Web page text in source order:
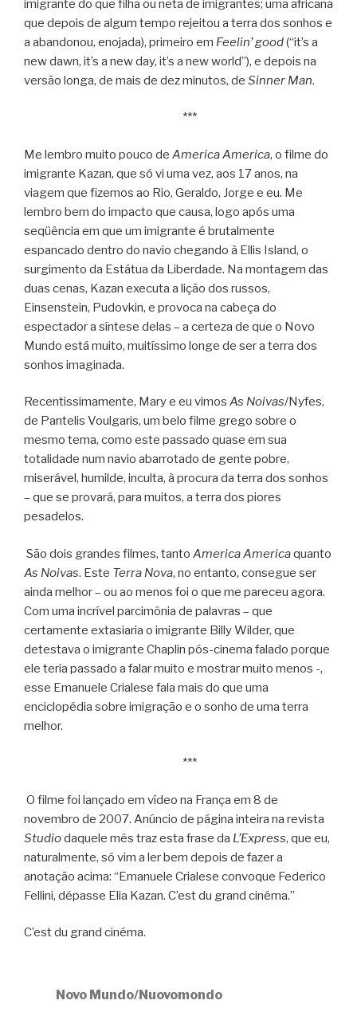
imigrante do que filha ou neta de imigrantes; uma africana
que depois de algum tempo rejeitou a terra dos sonhos e
a abandonou, enojada), primeiro em Feelin’ good(“it’s a
new dawn, it’s a new day, it’s a new world”), e depois na
versão longa, de mais de dez minutos, de Sinner Man.
***
Me lembro muito pouco de America America, o filme do
imigrante Kazan, que só vi uma vez, aos 17 anos, na
viagem que fizemos ao Rio, Geraldo, Jorge e eu. Me
lembro bem do impacto que causa, logo após uma
seqüência em que um imigrante é brutalmente
espancado dentro do navio chegando à Ellis Island, o
surgimento da Estátua da Liberdade. Na montagem das
duas cenas, Kazan executa a lição dos russos,
Einsenstein, Pudovkin, e provoca na cabeça do
espectador a síntese delas – a certeza de que o Novo
Mundo está muito, muitíssimo longe de ser a terra dos
sonhos imaginada.
Recentissimamente, Mary e eu vimos As Noivas/Nyfes,
de Pantelis Voulgaris, um belo filme grego sobre o
mesmo tema, como este passado quase em sua
totalidade num navio abarrotado de gente pobre,
miserável, humilde, inculta, à procura da terra dos sonhos
– que se provará, para muitos, a terra dos piores
pesadelos.
São dois grandes filmes, tanto America Americaquanto
As Noivas. Este Terra Nova, no entanto, consegue ser
ainda melhor – ou ao menos foi o que me pareceu agora.
Com uma incrível parcimônia de palavras – que
certamente extasiaria o imigrante Billy Wilder, que
detestava o imigrante Chaplin pós-cinema falado porque
ele teria passado a falar muito e mostrar muito menos -,
esse Emanuele Crialese fala mais do que uma
enciclopédia sobre imigração e o sonho de uma terra
melhor.
***
O filme foi lançado em vídeo na França em 8 de
novembro de 2007. Anúncio de página inteira na revista
Studiodaquele mês traz esta frase da L’Express, que eu,
naturalmente, só vim a ler bem depois de fazer a
anotação acima: “Emanuele Crialese convoque Federico
Fellini, dépasse Elia Kazan. C’est du grand cinéma.”
C’est du grand cinéma.
Novo Mundo/Nuovomondo